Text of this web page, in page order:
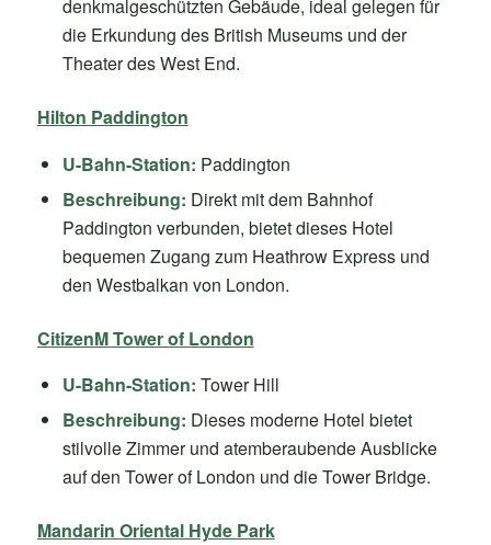
denkmalgeschützten Gebäude, ideal gelegen für
die Erkundung des British Museums und der
Theater des West End.
Hilton Paddington
U-Bahn-Station: Paddington
Beschreibung: Direkt mit dem Bahnhof
Paddington verbunden, bietet dieses Hotel
bequemen Zugang zum Heathrow Express und
den Westbalkan von London.
CitizenM Tower of London
U-Bahn-Station: Tower Hill
Beschreibung: Dieses moderne Hotel bietet
stilvolle Zimmer und atemberaubende Ausblicke
auf den Tower of London und die Tower Bridge.
Mandarin Oriental Hyde Park